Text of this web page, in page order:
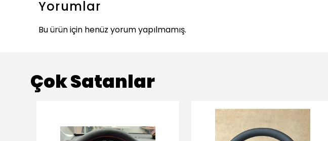
Yorumlar
Bu ürün için henüz yorum yapılmamış.
Çok Satanlar